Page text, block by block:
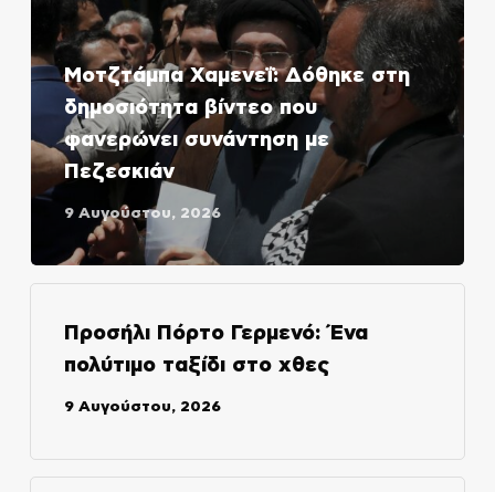
Μοτζτάμπα Χαμενεΐ: Δόθηκε στη
δημοσιότητα βίντεο που
φανερώνει συνάντηση με
Πεζεσκιάν
9 Αυγούστου, 2026
Προσήλι Πόρτο Γερμενό: Ένα
πολύτιμο ταξίδι στο χθες
9 Αυγούστου, 2026